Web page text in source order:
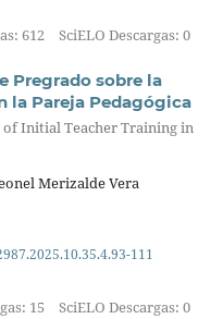
612 SciELO Descargas: 0
Pregrado sobre la
la Pareja Pedagógica
Initial Teacher Training in
Merizalde Vera
111
15 SciELO Descargas: 0